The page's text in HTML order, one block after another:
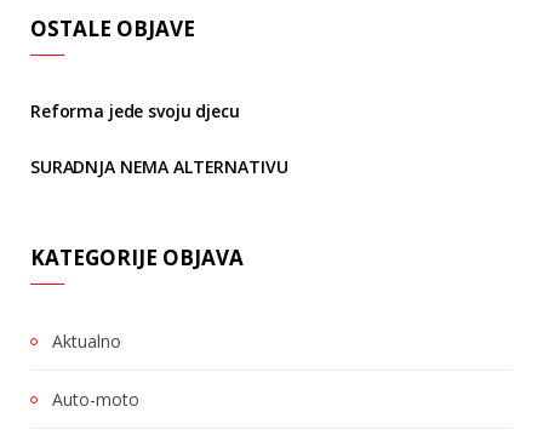
OSTALE OBJAVE
Reforma jede svoju djecu
SURADNJA NEMA ALTERNATIVU
KATEGORIJE OBJAVA
Aktualno
Auto-moto